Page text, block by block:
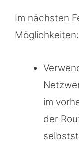
Im nächsten
Möglichkeiten:
im
der